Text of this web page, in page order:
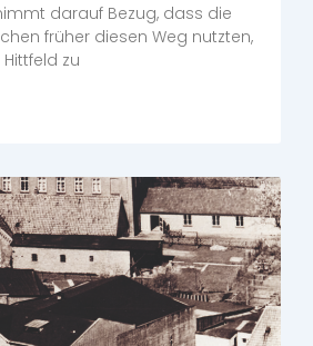
darauf Bezug, dass die
früher diesen Weg nutzten,
zu